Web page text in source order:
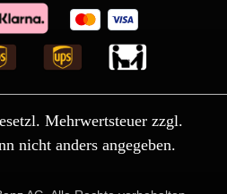
Mehrwertsteuer zzgl.
nicht anders angegeben.